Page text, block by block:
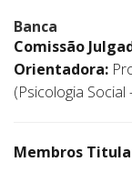
Banca
Comissão
Orientadora:
(Psicologia Social
Membros